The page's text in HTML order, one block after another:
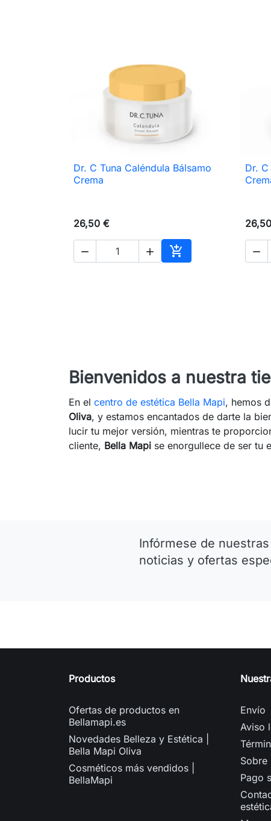
 Vista rápida
Dr. C Tuna Caléndula Bálsamo
Crema
26,50 €
  
Añadir al carrito
Dr. C

Bienvenidos a nuestra
En el centro de estética Bella Mapi, hemos
Oliva, y estamos encantados de darte la
lucir tu mejor versión, mientras te
cliente, Bella Mapi se enorgullece de ser tu
Infórmese de
noticias y ofertas
Productos
Ofertas de productos en
Bellamapi.es
Novedades Belleza y Estética |
Bella Mapi Oliva
Cosméticos más vendidos |
BellaMapi
Envío
Aviso
Sobre
Pago